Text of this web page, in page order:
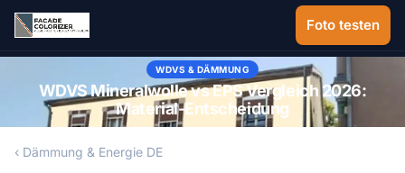
Zum Hauptinhalt springen
Foto testen
WDVS & DÄMMUNG
WDVS Mineralwolle vs EPS Vergleich 2026:
Material-Entscheidung
‹ Dämmung & Energie DE